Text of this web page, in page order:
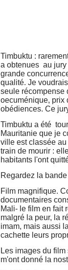
Timbuktu :
a obtenues au jury
grande
qualité. Je
seule
oecuménique, prix
obédiences. Ce
Timbuktu a été
Mauritanie que je
ville est classée
train de mourir :
habitants l'ont
Regardez la
Film magnifique.
documentaires
Mali- le film en fait
malgré la peur, la
imam, mais aussi
cachette leurs
Les images du
m'ont donné la